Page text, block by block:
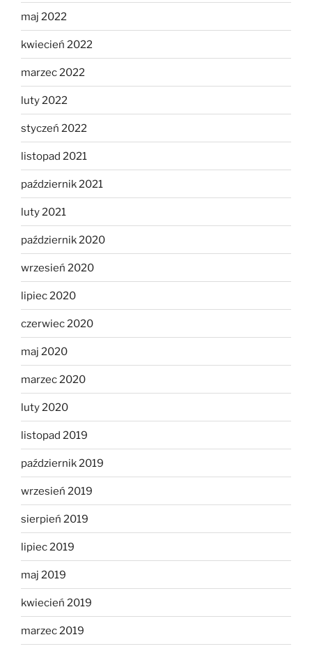
maj 2022
kwiecień 2022
marzec 2022
luty 2022
styczeń 2022
listopad 2021
październik 2021
luty 2021
październik 2020
wrzesień 2020
lipiec 2020
czerwiec 2020
maj 2020
marzec 2020
luty 2020
listopad 2019
październik 2019
wrzesień 2019
sierpień 2019
lipiec 2019
maj 2019
kwiecień 2019
marzec 2019